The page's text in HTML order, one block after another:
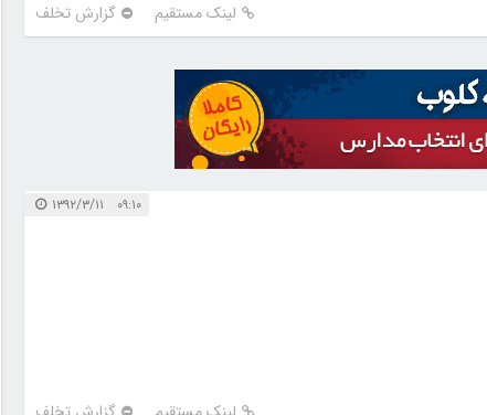
لینک مستقیم گزارش تخلف
۰۹:۱۰ ۱۳۹۲/۳/۱۱